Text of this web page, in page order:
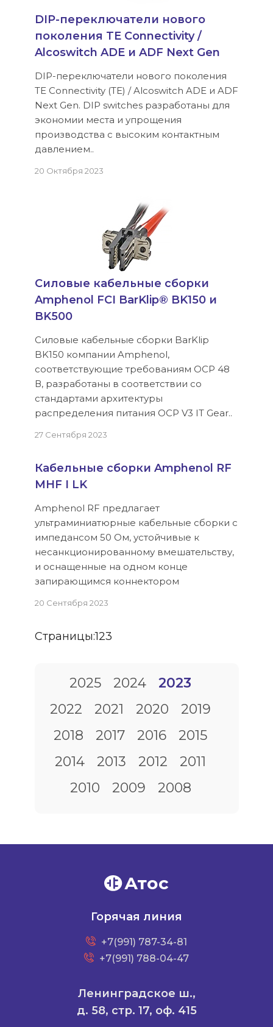
DIP-переключатели нового
поколения TE Connectivity /
Alcoswitch ADE и ADF Next Gen
DIP-переключатели нового поколения
TE Connectivity (TE) / Alcoswitch ADE и ADF
Next Gen. DIP switches разработаны для
экономии места и упрощения
производства с высоким контактным
давлением..
20 Октября 2023
Силовые кабельные сборки
Amphenol FCI BarKlip® BK150 и
BK500
Силовые кабельные сборки BarKlip
BK150 компании Amphenol,
соответствующие требованиям OCP 48
В, разработаны в соответствии со
стандартами архитектуры
распределения питания OCP V3 IT Gear..
27 Сентября 2023
Кабельные сборки Amphenol RF
MHF I LK
Amphenol RF предлагает
ультраминиатюрные кабельные сборки с
импедансом 50 Ом, устойчивые к
несанкционированному вмешательству,
и оснащенные на одном конце
запирающимся коннектором
20 Сентября 2023
Страницы:123
2025 2024
2023
2022
2021 2020
2019
2018
2017 2016
2015
2014
2013 2012
2011
2010
2009 2008
Атос
Горячая линия
+7(991) 787-34-81
+7(991) 788-04-47
Ленинградское ш.,
д. 58, стр. 17, оф. 415